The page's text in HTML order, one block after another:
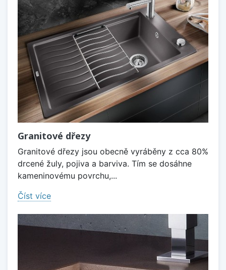
Granitové dřezy
Granitové dřezy jsou obecně vyráběny z cca 80%
drcené žuly, pojiva a barviva. Tím se dosáhne
kameninovému povrchu,...
Číst více